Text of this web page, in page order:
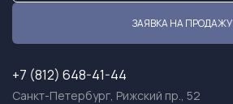
ЗАЯВКА НА ПРОДАЖУ
+7 (812) 648-41-44
Санкт-Петербург, Рижский пр., 52